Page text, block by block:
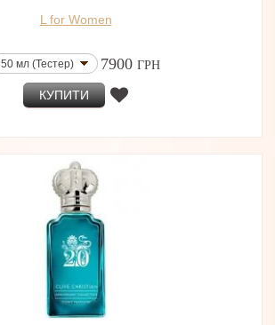
L for Women
50 мл (Тестер) 7900 ГРН
КУПИТИ